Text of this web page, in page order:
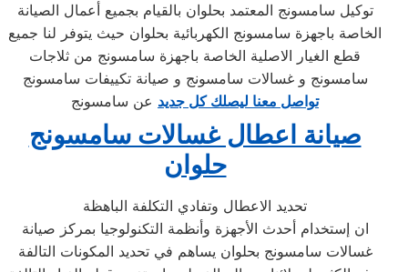
توكيل سامسونج المعتمد بحلوان بالقيام بجميع أعمال الصيانة
الخاصة باجهزة سامسونج الكهربائية بحلوان حيث يتوفر لنا جميع
قطع الغيار الاصلية الخاصة باجهزة سامسونج من ثلاجات
سامسونج و غسالات سامسونج و صيانة تكييفات سامسونج
تواصل معنا ليصلك كل جديد عن سامسونج
صيانة اعطال غسالات سامسونج
حلوان
تحديد الاعطال وتفادي التكلفة الباهظة
ان إستخدام أحدث الأجهزة وأنظمة التكنولوجيا بمركز صيانة
غسالات سامسونج بحلوان يساهم في تحديد المكونات التالفة